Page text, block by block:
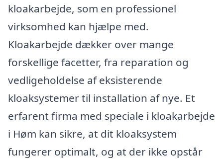
kloakarbejde, som en professionel
virksomhed kan hjælpe med.
Kloakarbejde dækker over mange
forskellige facetter, fra reparation og
vedligeholdelse af eksisterende
kloaksystemer til installation af nye. Et
erfarent firma med speciale i kloakarbejde
i Høm kan sikre, at dit kloaksystem
fungerer optimalt, og at der ikke opstår